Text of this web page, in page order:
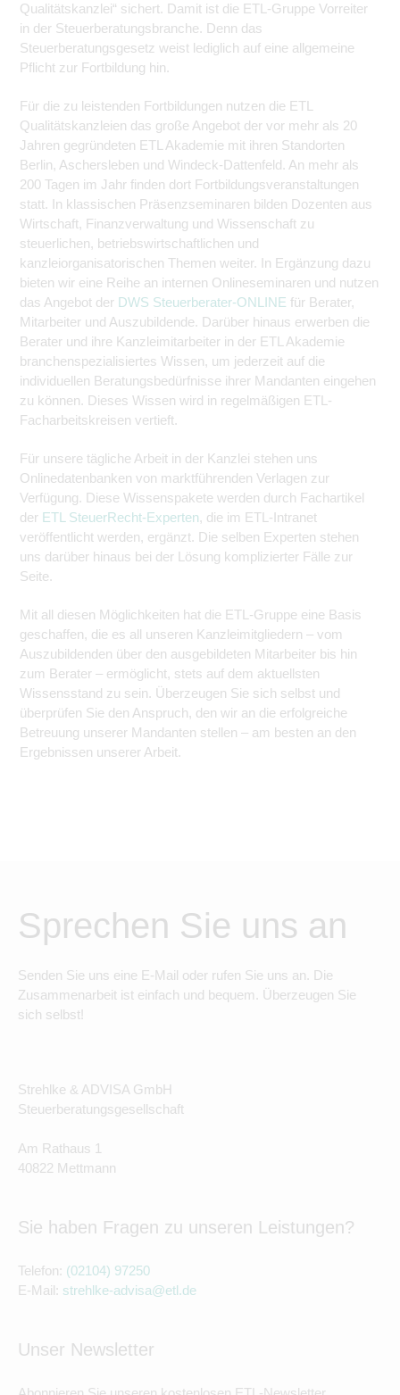
Qualitätskanzlei“ sichert. Damit ist die ETL-Gruppe Vorreiter
in der Steuerberatungsbranche. Denn das
Steuerberatungsgesetz weist lediglich auf eine allgemeine
Pflicht zur Fortbildung hin.
Für die zu leistenden Fortbildungen nutzen die ETL
Qualitätskanzleien das große Angebot der vor mehr als 20
Jahren gegründeten ETL Akademie mit ihren Standorten
Berlin, Aschersleben und Windeck-Dattenfeld. An mehr als
200 Tagen im Jahr finden dort Fortbildungsveranstaltungen
statt. In klassischen Präsenzseminaren bilden Dozenten aus
Wirtschaft, Finanzverwaltung und Wissenschaft zu
steuerlichen, betriebswirtschaftlichen und
kanzleiorganisatorischen Themen weiter. In Ergänzung dazu
bieten wir eine Reihe an internen Onlineseminaren und nutzen
das Angebot der DWS Steuerberater-ONLINE für Berater,
Mitarbeiter und Auszubildende. Darüber hinaus erwerben die
Berater und ihre Kanzleimitarbeiter in der ETL Akademie
branchenspezialisiertes Wissen, um jederzeit auf die
individuellen Beratungsbedürfnisse ihrer Mandanten eingehen
zu können. Dieses Wissen wird in regelmäßigen ETL-
Facharbeitskreisen vertieft.
Für unsere tägliche Arbeit in der Kanzlei stehen uns
Onlinedatenbanken von marktführenden Verlagen zur
Verfügung. Diese Wissenspakete werden durch Fachartikel
der ETL SteuerRecht-Experten, die im ETL-Intranet
veröffentlicht werden, ergänzt. Die selben Experten stehen
uns darüber hinaus bei der Lösung komplizierter Fälle zur
Seite.
Mit all diesen Möglichkeiten hat die ETL-Gruppe eine Basis
geschaffen, die es all unseren Kanzleimitgliedern – vom
Auszubildenden über den ausgebildeten Mitarbeiter bis hin
zum Berater – ermöglicht, stets auf dem aktuellsten
Wissensstand zu sein. Überzeugen Sie sich selbst und
überprüfen Sie den Anspruch, den wir an die erfolgreiche
Betreuung unserer Mandanten stellen – am besten an den
Ergebnissen unserer Arbeit.
Sprechen Sie uns an
Senden Sie uns eine E-Mail oder rufen Sie uns an. Die
Zusammenarbeit ist einfach und bequem. Überzeugen Sie
sich selbst!
Strehlke & ADVISA GmbH
Steuerberatungsgesellschaft
Am Rathaus 1
40822 Mettmann
Sie haben Fragen zu unseren Leistungen?
Telefon: (02104) 97250
E-Mail: strehlke-advisa@etl.de
Unser Newsletter